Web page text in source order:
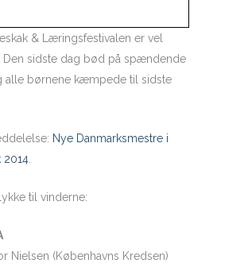
& Læringsfestivalen er vel
Den sidste dag bød på spændende
alle børnene kæmpede til sidste
Nye Danmarksmestre i
2014
til vinderne:
Nielsen (Københavns Kredsen)